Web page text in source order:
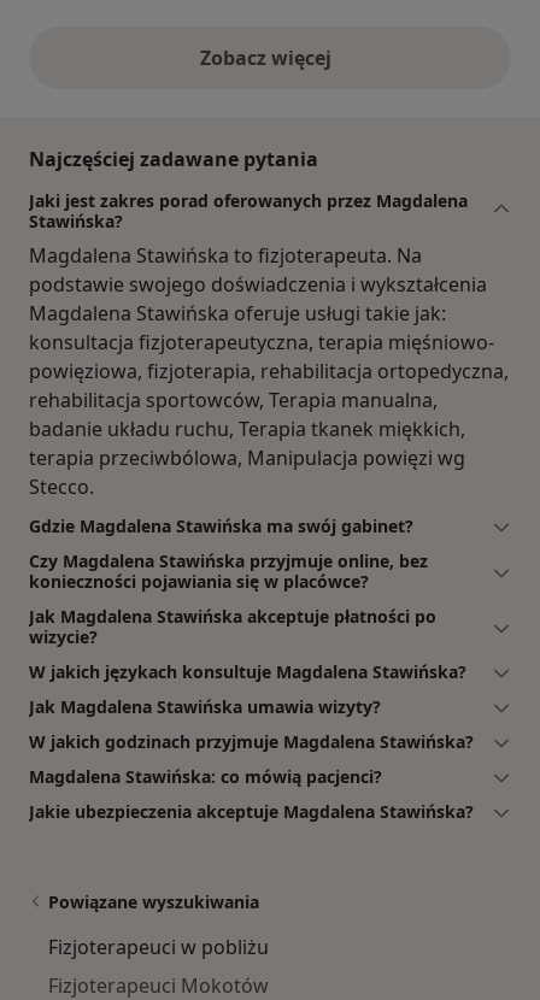
Zobacz więcejopinie powyżej
Najczęściej zadawane pytania
Jaki jest zakres porad oferowanych przez Magdalena
Stawińska?
Magdalena Stawińska to fizjoterapeuta. Na
podstawie swojego doświadczenia i wykształcenia
Magdalena Stawińska oferuje usługi takie jak:
konsultacja fizjoterapeutyczna, terapia mięśniowo-
powięziowa, fizjoterapia, rehabilitacja ortopedyczna,
rehabilitacja sportowców, Terapia manualna,
badanie układu ruchu, Terapia tkanek miękkich,
terapia przeciwbólowa, Manipulacja powięzi wg
Stecco.
Gdzie Magdalena Stawińska ma swój gabinet?
Czy Magdalena Stawińska przyjmuje online, bez
konieczności pojawiania się w placówce?
Jak Magdalena Stawińska akceptuje płatności po
wizycie?
W jakich językach konsultuje Magdalena Stawińska?
Jak Magdalena Stawińska umawia wizyty?
W jakich godzinach przyjmuje Magdalena Stawińska?
Magdalena Stawińska: co mówią pacjenci?
Jakie ubezpieczenia akceptuje Magdalena Stawińska?
Powiązane wyszukiwania
Fizjoterapeuci w pobliżu
Fizjoterapeuci Mokotów